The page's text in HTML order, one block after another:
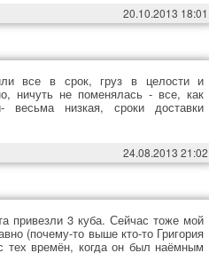
20.10.2013 18:01
все в срок, груз в целости и
ничуть не поменялась - все, как
весьма низкая, сроки доставки
24.08.2013 21:02
привезли 3 куба. Сейчас тоже мой
(почему-то выше кто-то Григория
времён, когда он был наёмным